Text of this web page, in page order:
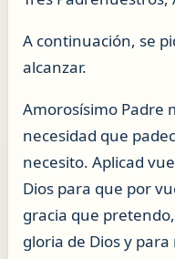
A continuación, se
alcanzar.
Amorosísimo Padre
necesidad que
necesito. Aplicad
Dios para que por
gracia que
gloria de Dios y